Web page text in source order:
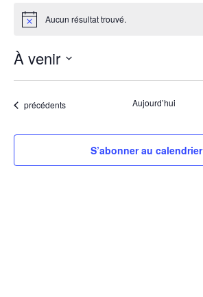
Notice Aucun résultat trouvé.
À venir
date.
Évènements
précédents Aujourd’hui
S’abonner au calendrier